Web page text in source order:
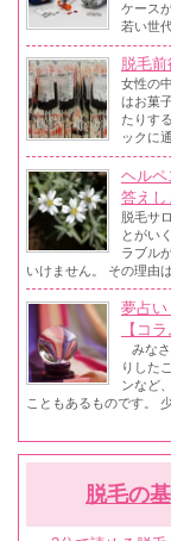
ケース
若い世
脱毛
女性の
はお菓
たりす
ックに
ヘルペ
答えし
脱毛サ
とがい
ラブル
いけません。 その理由
夢占い
【コラ
みなさ
りした
ンなど
こともあるものです。
脱毛の